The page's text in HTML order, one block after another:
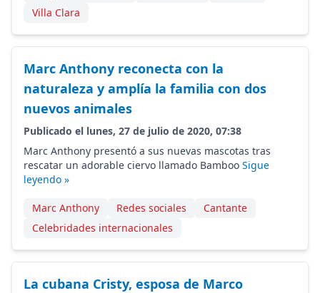
Villa Clara
Marc Anthony reconecta con la
naturaleza y amplía la familia con dos
nuevos animales
Publicado el lunes, 27 de julio de 2020, 07:38
Marc Anthony presentó a sus nuevas mascotas tras
rescatar un adorable ciervo llamado Bamboo Sigue
leyendo »
Marc Anthony Redes sociales
Cantante
Celebridades internacionales
La cubana Cristy, esposa de Marco